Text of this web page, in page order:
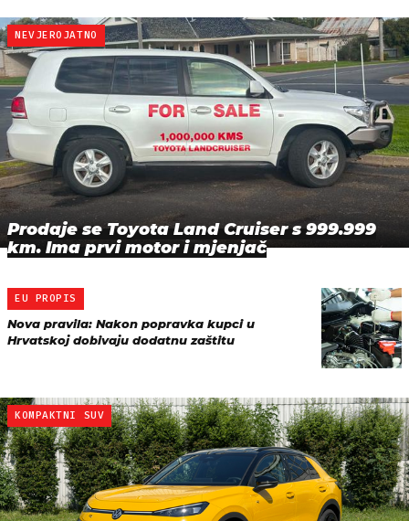
NEVJEROJATNO
Prodaje se Toyota Land Cruiser s 999.999
km. Ima prvi motor i mjenjač
EU PROPIS
Nova pravila: Nakon popravka kupci u
Hrvatskoj dobivaju dodatnu zaštitu
KOMPAKTNI SUV